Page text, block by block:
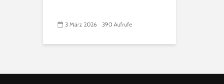
3 März 2026 390 Aufrufe